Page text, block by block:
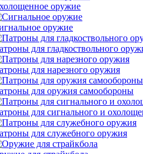
оружие
оружие
для гладкоствольного
для нарезного оружия
для оружия самообороны
для сигнального и
для служебного оружия